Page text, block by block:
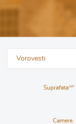
Vorovesti
Suprafata MP
Camere